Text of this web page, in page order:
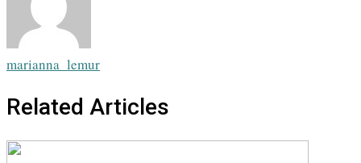
marianna_lemur
Related Articles